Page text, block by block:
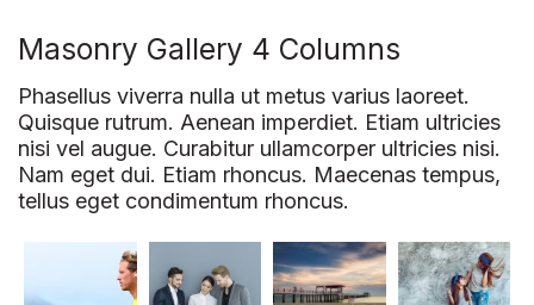
Masonry Gallery 4 Columns
Phasellus viverra nulla ut metus varius laoreet.
Quisque rutrum. Aenean imperdiet. Etiam ultricies
nisi vel augue. Curabitur ullamcorper ultricies nisi.
Nam eget dui. Etiam rhoncus. Maecenas tempus,
tellus eget condimentum rhoncus.